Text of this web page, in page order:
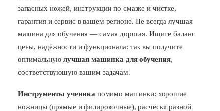
запасных ножей, инструкции по смазке и чистке,
гарантия и сервис в вашем регионе. Не всегда лучшая
машина для обучения — самая дорогая. Ищите баланс
цены, надёжности и функционала: так вы получите
оптимальную лучшая машинка для обучения,
соответствующую вашим задачам.
Инструменты ученика помимо машинки: хорошие
ножницы (прямые и филировочные), расчёски разной